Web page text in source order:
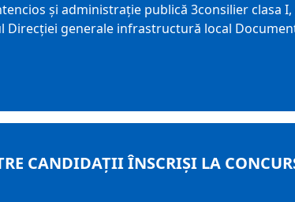
și administrație publică 3consilier clasa
generale infrastructură local
CANDIDAŢII ÎNSCRIŞI LA